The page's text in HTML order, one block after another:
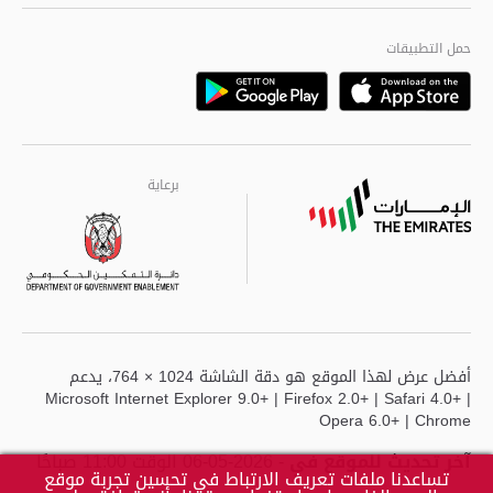
مراكز خدمة أبوظبى
حمل التطبيقات
Google
Playstore
برعاية
برعاية
أفضل عرض لهذا الموقع هو دقة الشاشة 1024 × 764، يدعم
Microsoft Internet Explorer 9.0+ | Firefox 2.0+ | Safari 4.0+ |
Opera 6.0+ | Chrome
آخر تحديث للموقع في- 2026-05-06 الوقت 11:00 صباحًا
تساعدنا ملفات تعريف الارتباط في تحسين تجربة موقع